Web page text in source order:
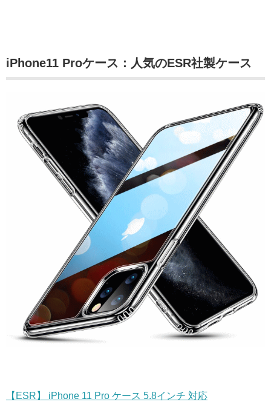
iPhone11 Proケース：人気のESR社製ケース
【ESR】 iPhone 11 Pro ケース 5.8インチ 対応